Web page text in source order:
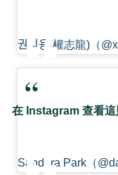
권지용(權志龍)
在 Instagram 查看這
Sandara Park（